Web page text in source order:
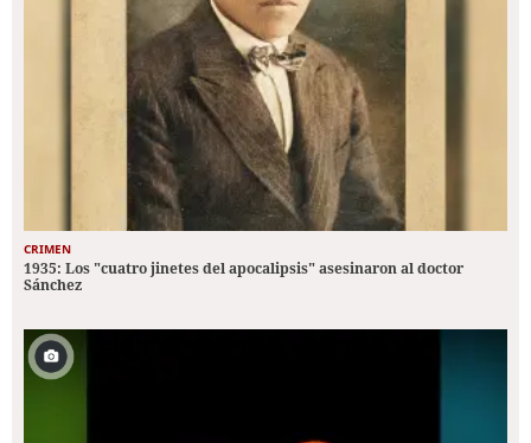
CRIMEN
1935: Los "cuatro jinetes del apocalipsis" asesinaron al doctor
Sánchez